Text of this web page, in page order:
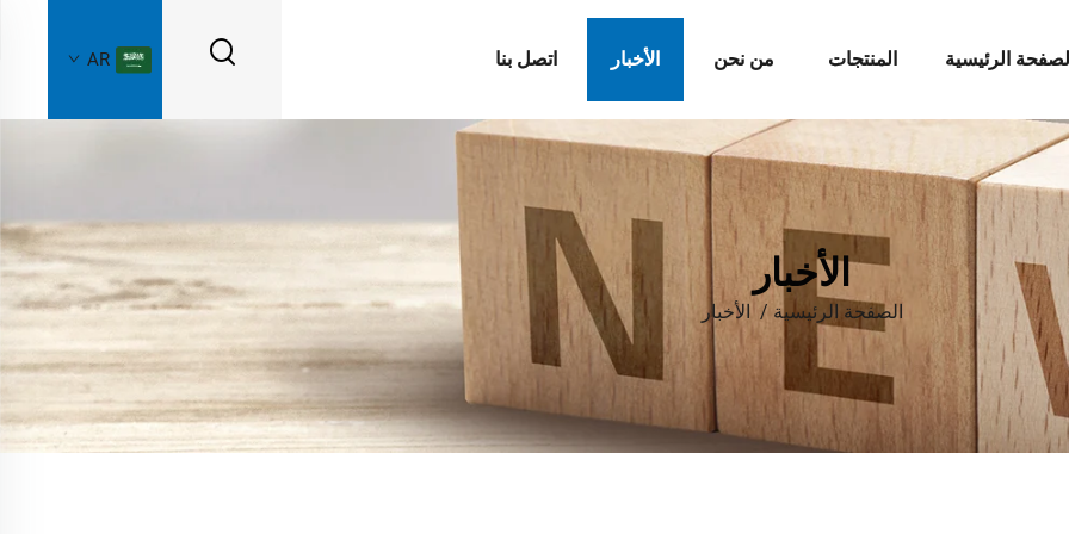
الرئيسية المنتجات من نحن الأخبار اتصل بنا AR
الأخبار
الصفحة الرئيسية /الأخبار